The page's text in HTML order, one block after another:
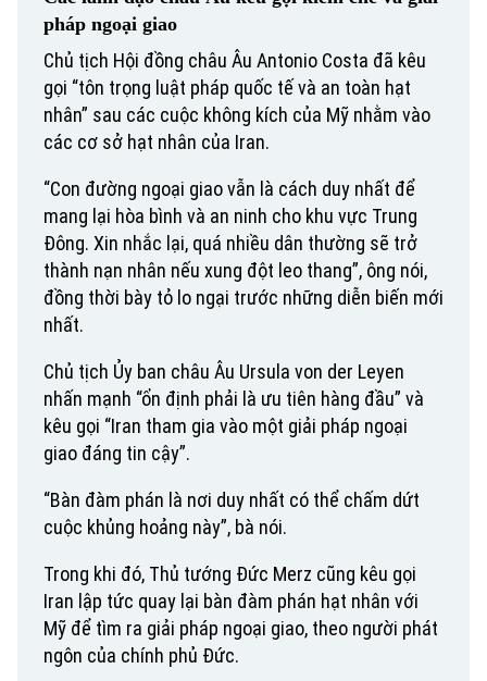
pháp ngoại giao
Chủ tịch Hội đồng châu Âu Antonio Costa đã kêu
gọi “tôn trọng luật pháp quốc tế và an toàn hạt
nhân” sau các cuộc không kích của Mỹ nhằm vào
các cơ sở hạt nhân của Iran.
“Con đường ngoại giao vẫn là cách duy nhất để
mang lại hòa bình và an ninh cho khu vực Trung
Đông. Xin nhắc lại, quá nhiều dân thường sẽ trở
thành nạn nhân nếu xung đột leo thang”, ông nói,
đồng thời bày tỏ lo ngại trước những diễn biến mới
nhất.
Chủ tịch Ủy ban châu Âu Ursula von der Leyen
nhấn mạnh “ổn định phải là ưu tiên hàng đầu” và
kêu gọi “Iran tham gia vào một giải pháp ngoại
giao đáng tin cậy”.
“Bàn đàm phán là nơi duy nhất có thể chấm dứt
cuộc khủng hoảng này”, bà nói.
Trong khi đó, Thủ tướng Đức Merz cũng kêu gọi
Iran lập tức quay lại bàn đàm phán hạt nhân với
Mỹ để tìm ra giải pháp ngoại giao, theo người phát
ngôn của chính phủ Đức.